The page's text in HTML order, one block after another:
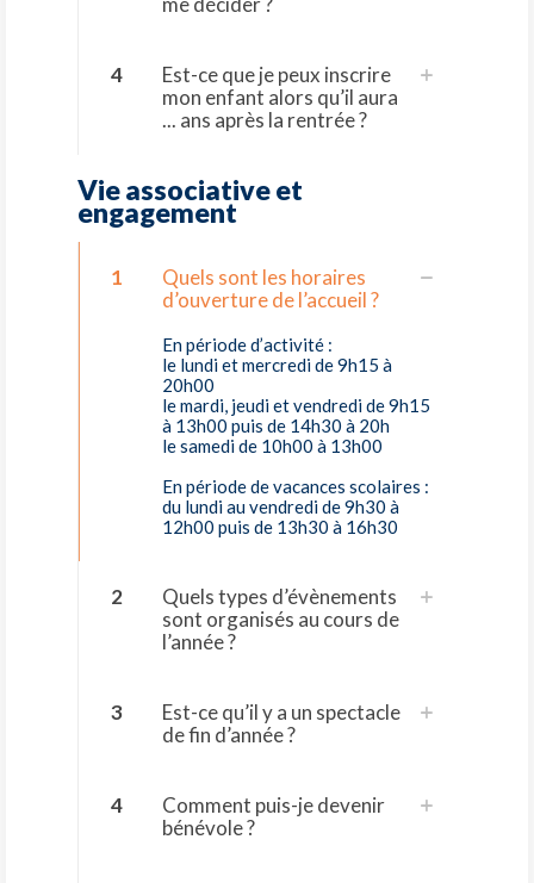
4
Est-ce que je peux inscrire
mon enfant alors qu’il aura
... ans après la rentrée ?
Vie associative et
engagement
1
Quels sont les horaires
d’ouverture de l’accueil ?
En période d’activité :
le lundi et mercredi de 9h15 à
20h00
le mardi, jeudi et vendredi de 9h15
à 13h00 puis de 14h30 à 20h
le samedi de 10h00 à 13h00
En période de vacances scolaires :
du lundi au vendredi de 9h30 à
12h00 puis de 13h30 à 16h30
2
Quels types d’évènements
sont organisés au cours de
l’année ?
3
Est-ce qu’il y a un spectacle
de fin d’année ?
4
Comment puis-je devenir
bénévole ?